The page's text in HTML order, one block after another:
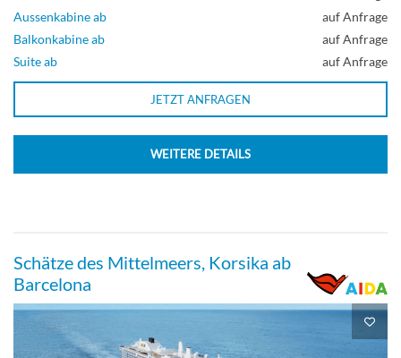
Aussenkabine ab
auf Anfrage
Balkonkabine ab
auf Anfrage
Suite ab
auf Anfrage
JETZT ANFRAGEN
WEITERE DETAILS
Schätze des Mittelmeers, Korsika ab
Barcelona